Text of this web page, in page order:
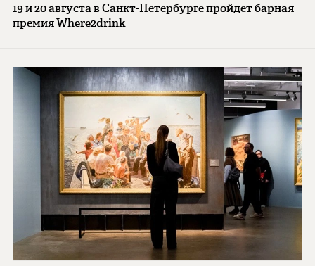
19 и 20 августа в Санкт-Петербурге пройдет барная
премия Where2drink